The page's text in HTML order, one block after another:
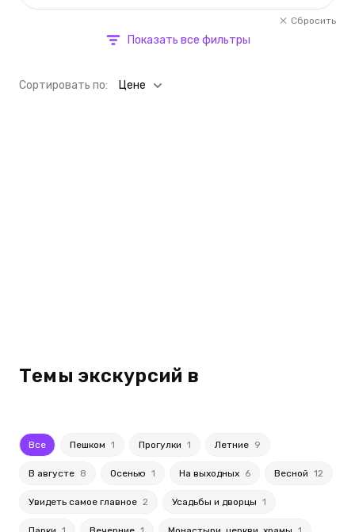
Сбросить
Показать все фильтры
Cортировать по: Цене
Темы экскурсий в
Все Пешком 1 Прогулки 1 Летние 9
В августе 8 Осенью 1 На выходных 6 Весной 12
Увидеть самое главное 2 Усадьбы и дворцы 1